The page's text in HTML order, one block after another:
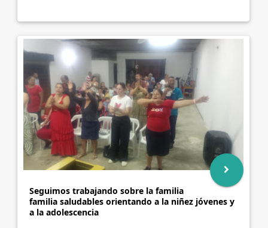
Seguimos trabajando sobre la familia
familia saludables orientando a la niñez jóvenes y
a la adolescencia